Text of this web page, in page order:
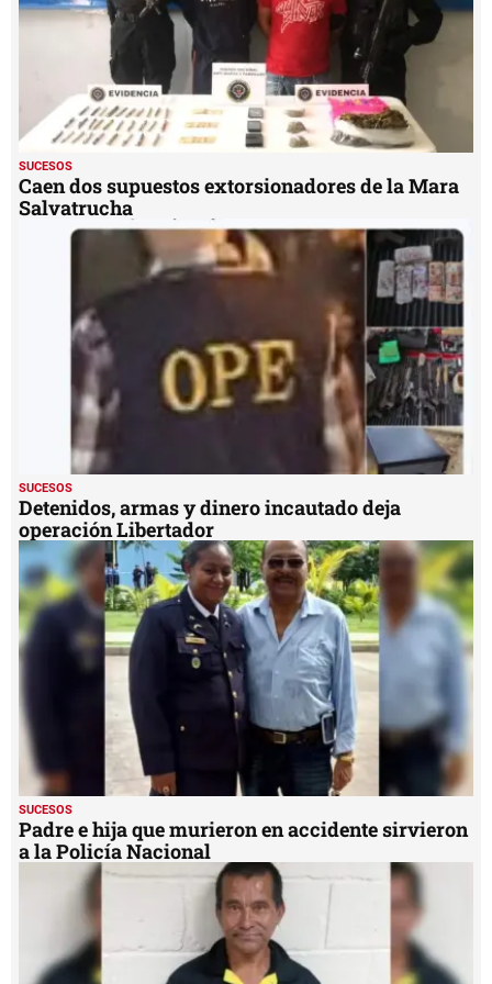
SUCESOS
Caen dos supuestos extorsionadores de la Mara
Salvatrucha
SUCESOS
Detenidos, armas y dinero incautado deja
operación Libertador
SUCESOS
Padre e hija que murieron en accidente sirvieron
a la Policía Nacional